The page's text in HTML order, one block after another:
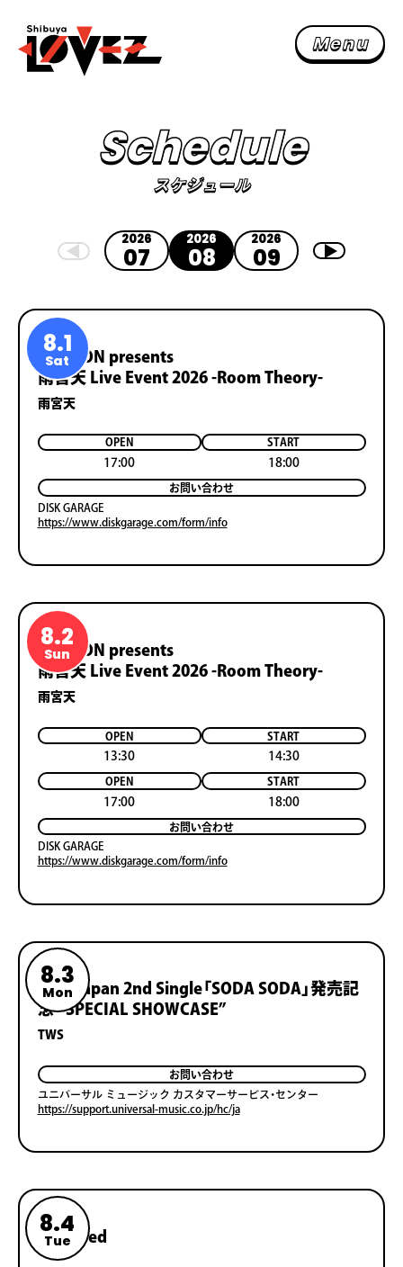
Menu
Schedule
Faci
FloorMap フロアマ
主催者様へ
Schedule
スケジュール
2026
07
2026
08
2026
09
8.1
Sat
LAWSON presents
雨宮天 Live Event 2026 -Room Theory-
雨宮天
OPEN
17:00
START
18:00
お問い合わせ
DISK GARAGE
https://www.diskgarage.com/form/info
8.2
Sun
LAWSON presents
雨宮天 Live Event 2026 -Room Theory-
雨宮天
OPEN
13:30
START
14:30
OPEN
17:00
START
18:00
お問い合わせ
DISK GARAGE
https://www.diskgarage.com/form/info
8.3
Mon
TWS Japan 2nd Single「SODA SODA」発売記
念 “SPECIAL SHOWCASE”
TWS
お問い合わせ
ユニバーサル ミュージック カスタマーサービス・センター
https://support.universal-music.co.jp/hc/ja
8.4
Tue
Reserved